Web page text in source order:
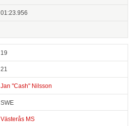
01:23.956
19
21
Jan "Cash" Nilsson
SWE
Västerås MS